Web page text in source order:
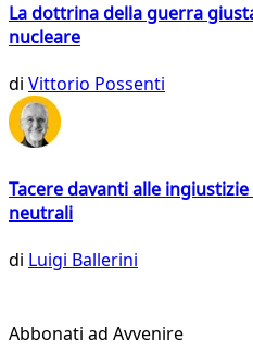
La dottrina della guerra
nucleare
di Vittorio Possenti
Tacere davanti alle
neutrali
di Luigi Ballerini
Abbonati ad Avvenire